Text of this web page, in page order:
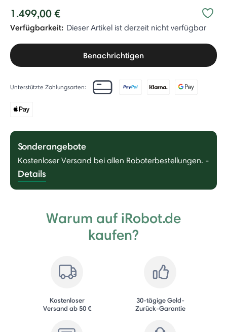
1.499,00 €
Verfügbarkeit: Dieser Artikel ist derzeit nicht verfügbar
Benachrichtigen
Unterstützte Zahlungsarten:
Sonderangebote
Kostenloser Versand bei allen Roboterbestellungen. -
Details
Warum auf iRobot.de
kaufen?
Kostenloser
Versand ab 50 €
30-tägige Geld-
Zurück-Garantie